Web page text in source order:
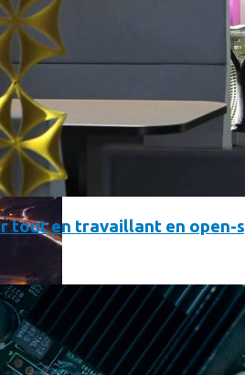
son bon vieux appareil photo «
tout en travaillant en open-